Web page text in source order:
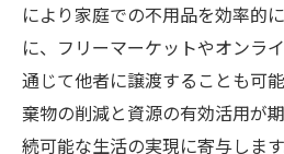
により家庭での不用品を効率的
に、フリーマーケットやオンラ
通じて他者に譲渡することも可
棄物の削減と資源の有効活用が
続可能な生活の実現に寄与します